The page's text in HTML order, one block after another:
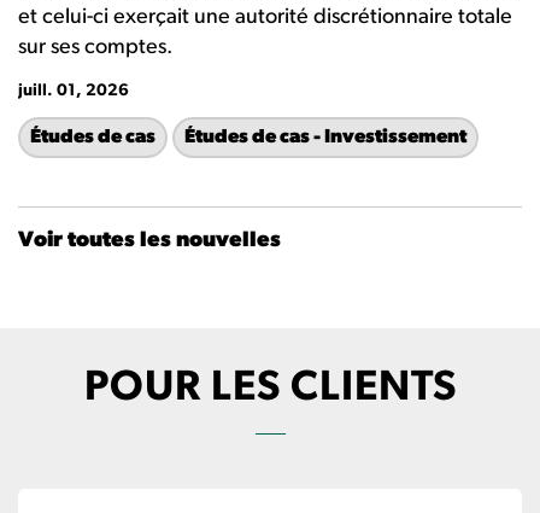
et celui-ci exerçait une autorité discrétionnaire totale
sur ses comptes.
juill. 01, 2026
Études de cas Études de cas - Investissement
Voir toutes les nouvelles
POUR LES CLIENTS